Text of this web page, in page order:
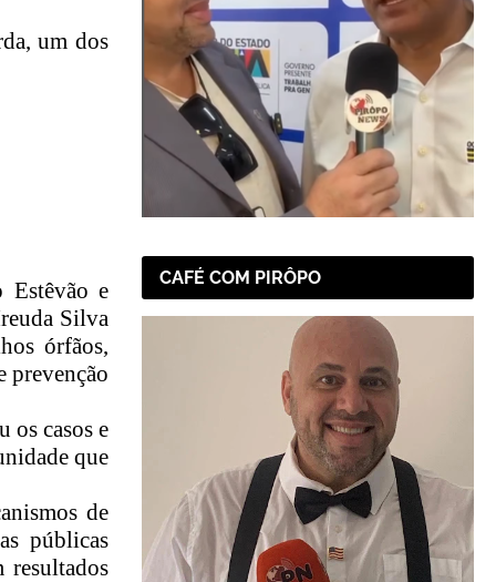
um dos
Estêvão e
Silva
órfãos,
prevenção
os casos e
que
de
públicas
resultados
CAFÉ COM PIRÔPO